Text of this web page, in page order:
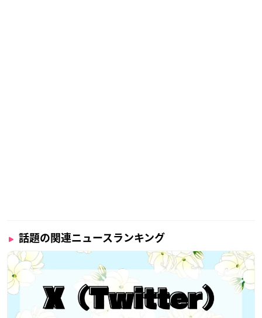
話題の関連ニュースランキング